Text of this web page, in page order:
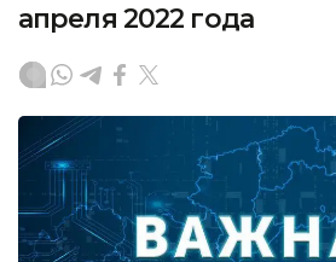
апреля 2022 года